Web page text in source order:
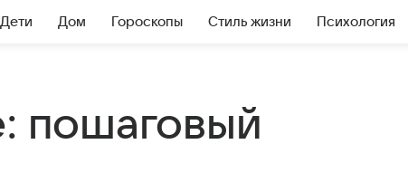
Дом Гороскопы Стиль жизни Психология
пошаговый